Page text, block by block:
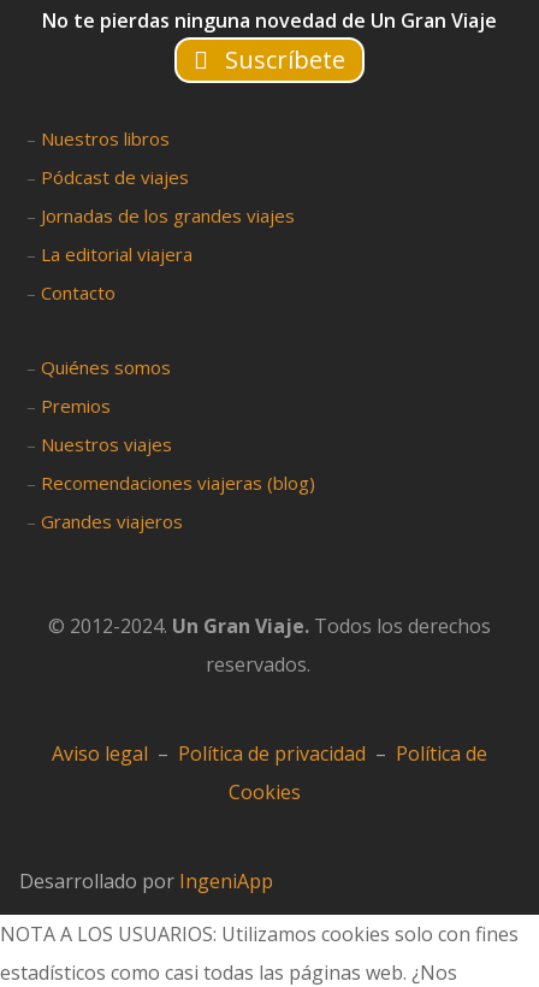
No te pierdas ninguna novedad de Un Gran Viaje
Suscríbete
– Nuestros libros
– Pódcast de viajes
– Jornadas de los grandes viajes
– La editorial viajera
–Contacto
–Quiénes somos
– Premios
– Nuestros viajes
– Recomendaciones viajeras (blog)
–Grandes viajeros
© 2012-2024. Un Gran Viaje. Todos los derechos
reservados.
Aviso legal – Política de privacidad – Política de
Cookies
Desarrollado por IngeniApp
NOTA A LOS USUARIOS: Utilizamos cookies solo con fines
estadísticos como casi todas las páginas web. ¿Nos